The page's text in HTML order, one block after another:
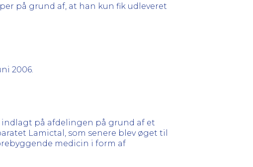
på grund af, at han kun fik udleveret
2006.
indlagt på afdelingen på grund af et
Lamictal, som senere blev øget til
medicin i form af